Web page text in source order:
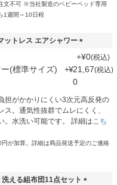
文不可 ※当社製造のベビーベッド専用
1週間～10日程
ットレス エアシャワー
(
必
須
+¥0 税込
(標準サイズ)
+¥21,67
0
税込
担がかかりにくい3次元高反発の
。通気性抜群でムレにくく、
。水洗い可能です。 詳細はこち
が加算。詳細は商品発送予定のご連絡
える組布団11点セット